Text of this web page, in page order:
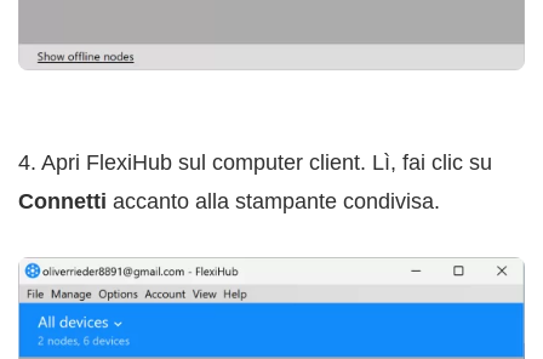
4. Apri FlexiHub sul computer client. Lì, fai clic su
Connetti accanto alla stampante condivisa.